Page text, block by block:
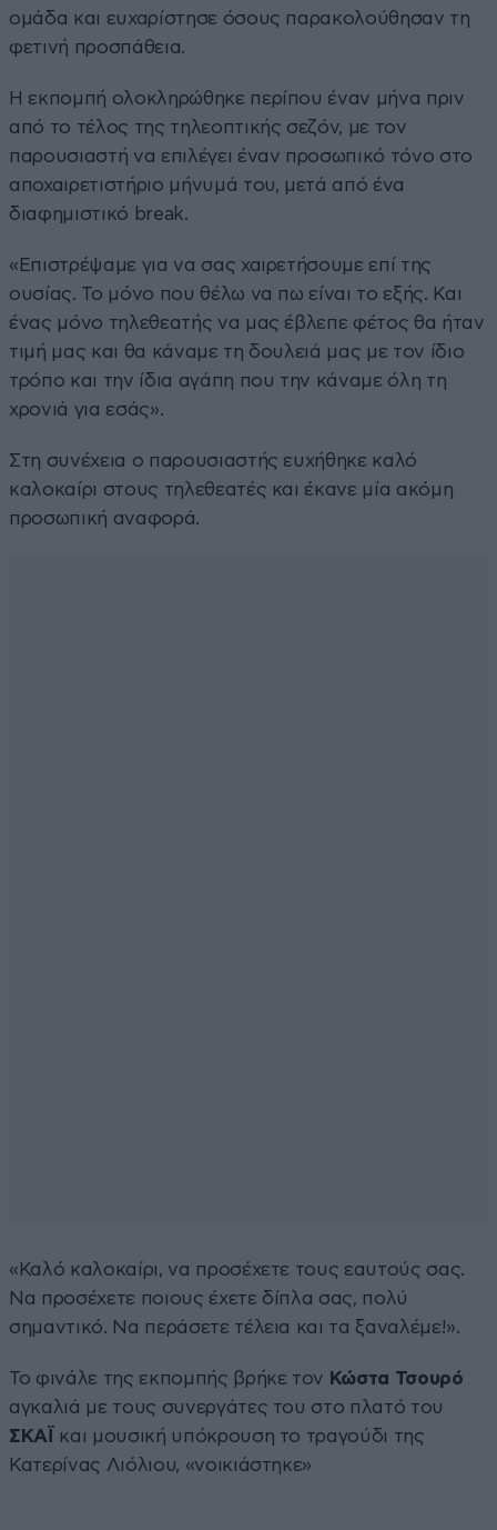
ομάδα και ευχαρίστησε όσους παρακολούθησαν τη
φετινή προσπάθεια.
Η εκπομπή ολοκληρώθηκε περίπου έναν μήνα πριν
από το τέλος της τηλεοπτικής σεζόν, με τον
παρουσιαστή να επιλέγει έναν προσωπικό τόνο στο
αποχαιρετιστήριο μήνυμά του, μετά από ένα
διαφημιστικό break.
«Επιστρέψαμε για να σας χαιρετήσουμε επί της
ουσίας. Το μόνο που θέλω να πω είναι το εξής. Και
ένας μόνο τηλεθεατής να μας έβλεπε φέτος θα ήταν
τιμή μας και θα κάναμε τη δουλειά μας με τον ίδιο
τρόπο και την ίδια αγάπη που την κάναμε όλη τη
χρονιά για εσάς».
Στη συνέχεια ο παρουσιαστής ευχήθηκε καλό
καλοκαίρι στους τηλεθεατές και έκανε μία ακόμη
προσωπική αναφορά.
«Καλό καλοκαίρι, να προσέχετε τους εαυτούς σας.
Να προσέχετε ποιους έχετε δίπλα σας, πολύ
σημαντικό. Να περάσετε τέλεια και τα ξαναλέμε!».
Το φινάλε της εκπομπής βρήκε τον Κώστα Τσουρό
αγκαλιά με τους συνεργάτες του στο πλατό του
ΣΚΑΪ
και μουσική υπόκρουση το τραγούδι της
Κατερίνας Λιόλιου, «νοικιάστηκε»